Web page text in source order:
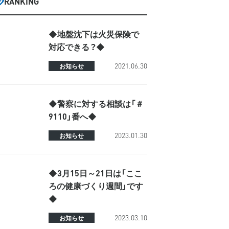
◆地盤沈下は火災保険で
対応できる？◆
お知らせ 2021.06.30
◆警察に対する相談は「＃
9110」番へ◆
お知らせ 2023.01.30
◆3月15日～21日は「ここ
ろの健康づくり週間」です
◆
お知らせ 2023.03.10